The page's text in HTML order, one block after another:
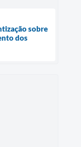
sobre
dos